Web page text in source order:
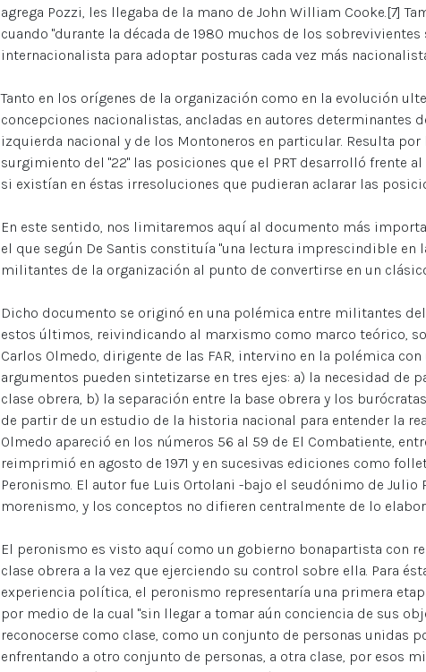
agrega Pozzi, les llegaba de la mano de John William Cooke.[7]
cuando "durante la década de 1980 muchos de los
internacionalista para adoptar posturas cada vez más
Tanto en los orígenes de la organización como en la evolución
concepciones nacionalistas, ancladas en autores determinantes
izquierda nacional y de los Montoneros en particular. Resulta
surgimiento del "22" las posiciones que el PRT desarrolló frente
si existían en éstas irresoluciones que pudieran aclarar las
En este sentido, nos limitaremos aquí al documento más
el que según De Santis constituía "una lectura imprescindible
militantes de la organización al punto de convertirse en un
Dicho documento se originó en una polémica entre militantes del
estos últimos, reivindicando al marxismo como marco teórico,
Carlos Olmedo, dirigente de las FAR, intervino en la polémica con
argumentos pueden sintetizarse en tres ejes: a) la necesidad de
clase obrera, b) la separación entre la base obrera y los
de partir de un estudio de la historia nacional para entender la
Olmedo apareció en los números 56 al 59 de El Combatiente,
reimprimió en agosto de 1971 y en sucesivas ediciones como
Peronismo. El autor fue Luis Ortolani -bajo el seudónimo de Julio
morenismo, y los conceptos no difieren centralmente de lo
El peronismo es visto aquí como un gobierno bonapartista con
clase obrera a la vez que ejerciendo su control sobre ella. Para
experiencia política, el peronismo representaría una primera
por medio de la cual "sin llegar a tomar aún conciencia de sus
reconocerse como clase, como un conjunto de personas unidas
enfrentando a otro conjunto de personas, a otra clase, por esos